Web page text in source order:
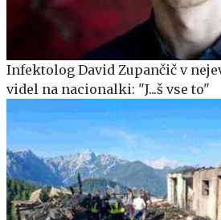
Infektolog David Zupančič v
videl na nacionalki: "J...š vse to"